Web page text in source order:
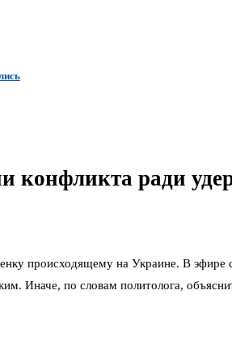
ради
происходящему на Украине. В эфире
Иначе, по словам политолога,